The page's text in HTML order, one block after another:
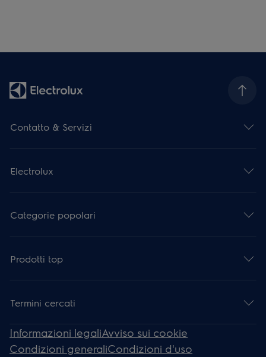
Contatto & Servizi
Electrolux
Categorie popolari
Prodotti top
Termini cercati
Informazioni legaliAvviso sui cookie
Condizioni generaliCondizioni d'uso